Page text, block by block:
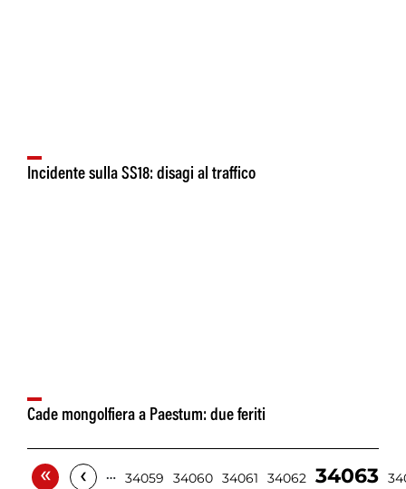
Incidente sulla SS18: disagi al traffico
Cade mongolfiera a Paestum: due feriti
« ‹ … 34059 34060 34061 34062 34063